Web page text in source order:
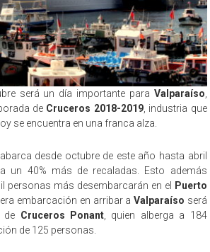
será un día importante para Valparaíso,
de Cruceros 2018-2019, industria que
se encuentra en una franca alza.
desde octubre de este año hasta abril
un 40% más de recaladas. Esto además
personas más desembarcarán en el
Puerto
embarcación en arribar a Valparaíso será
de Cruceros Ponant, quien alberga a 184
de 125 personas.